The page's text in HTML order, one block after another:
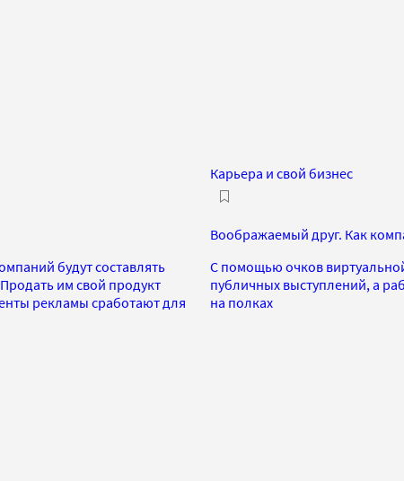
будут составлять
им свой продукт
рекламы сработают для
Карьера и свой бизнес
Воображаемый друг. Как
С помощью очков
публичных выступлений, а
на полках